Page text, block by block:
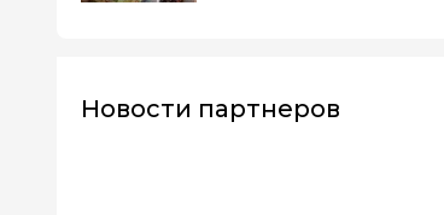
Новости партнеров